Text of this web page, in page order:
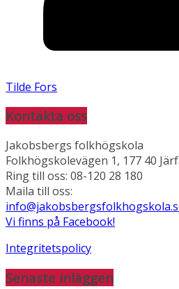
Tilde Fors
Kontakta oss
Jakobsbergs folkhögskola
Folkhögskolevägen 1, 177 40
Ring till oss: 08-120 28 180
Maila till oss:
Vi finns på Facebook!
Integritetspolicy
Senaste inläggen